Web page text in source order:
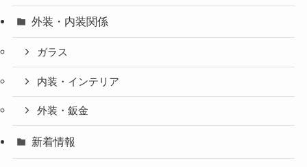
外装・内装関係
ガラス
内装・インテリア
外装・鈑金
新着情報